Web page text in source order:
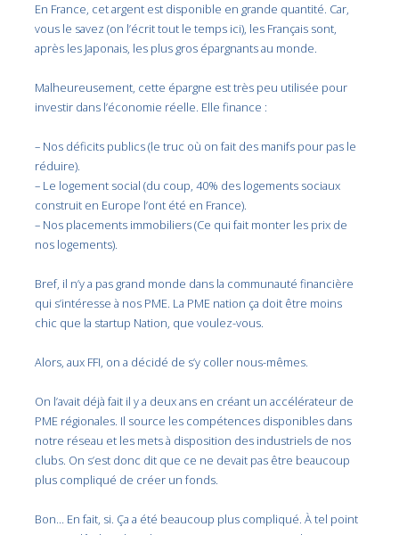
En France, cet argent est disponible en grande quantité. Car,
vous le savez (on l’écrit tout le temps ici), les Français sont,
après les Japonais, les plus gros épargnants au monde.
Malheureusement, cette épargne est très peu utilisée pour
investir dans l’économie réelle. Elle finance :
– Nos déficits publics (le truc où on fait des manifs pour pas le
réduire).
– Le logement social (du coup, 40% des logements sociaux
construit en Europe l’ont été en France).
– Nos placements immobiliers (Ce qui fait monter les prix de
nos logements).
Bref, il n’y a pas grand monde dans la communauté financière
qui s’intéresse à nos PME. La PME nation ça doit être moins
chic que la startup Nation, que voulez-vous.
Alors, aux FFI, on a décidé de s’y coller nous-mêmes.
On l’avait déjà fait il y a deux ans en créant un accélérateur de
PME régionales. Il source les compétences disponibles dans
notre réseau et les mets à disposition des industriels de nos
clubs. On s’est donc dit que ce ne devait pas être beaucoup
plus compliqué de créer un fonds.
Bon… En fait, si. Ça a été beaucoup plus compliqué. À tel point